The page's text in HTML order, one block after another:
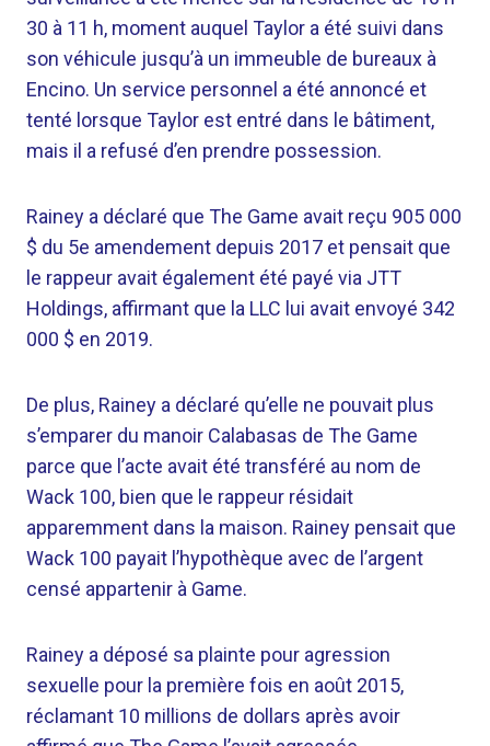
30 à 11 h, moment auquel Taylor a été suivi dans
son véhicule jusqu’à un immeuble de bureaux à
Encino. Un service personnel a été annoncé et
tenté lorsque Taylor est entré dans le bâtiment,
mais il a refusé d’en prendre possession.
Rainey a déclaré que The Game avait reçu 905 000
$ du 5e amendement depuis 2017 et pensait que
le rappeur avait également été payé via JTT
Holdings, affirmant que la LLC lui avait envoyé 342
000 $ en 2019.
De plus, Rainey a déclaré qu’elle ne pouvait plus
s’emparer du manoir Calabasas de The Game
parce que l’acte avait été transféré au nom de
Wack 100, bien que le rappeur résidait
apparemment dans la maison. Rainey pensait que
Wack 100 payait l’hypothèque avec de l’argent
censé appartenir à Game.
Rainey a déposé sa plainte pour agression
sexuelle pour la première fois en août 2015,
réclamant 10 millions de dollars après avoir